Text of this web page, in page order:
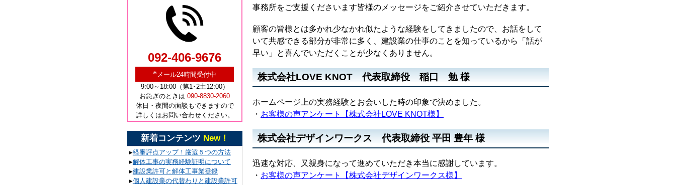
事務所をご支援くださいます皆様のメッセージをご紹介させていただきます。
顧客の皆様とは多かれ少なかれ似たような経験をしてきましたので、お話をして
いて共感できる部分が非常に多く、建設業の仕事のことを知っているから「話が
早い」と喜んでいただくことが少なくありません。
株式会社LOVE KNOT 代表取締役 稲口 勉 様
ホームページ上の実務経験とお会いした時の印象で決めました。
・ お客様の声アンケート【株式会社LOVE KNOT様】
株式会社デザインワークス 代表取締役 平田 豊年 様
迅速な対応、又親身になって進めていただき本当に感謝しています。
・ お客様の声アンケート【株式会社デザインワークス様】
092-406-9676
* メール24時間受付中
9:00～18:00（第1･2土12:00）
お急ぎのときは 090-8830-2060
休日・夜間の面談もできますので
詳しくはお問い合わせください。
新着コンテンツ New！
▸経審評点アップ！厳選５つの方法
▸解体工事の実務経験証明について
▸建設業許可と解体工事業登録
▸個人建設業の代替わりと建設業許可